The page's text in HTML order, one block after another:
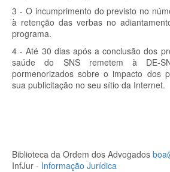
3 - O incumprimento do previsto no
à retenção das verbas no
programa.
4 - Até 30 dias após a conclusão dos
saúde do SNS remetem à DE-
pormenorizados sobre o impacto dos
sua publicitação no seu sítio da Internet.
Biblioteca da Ordem dos Advogados
InfJur - Informação Jurídica